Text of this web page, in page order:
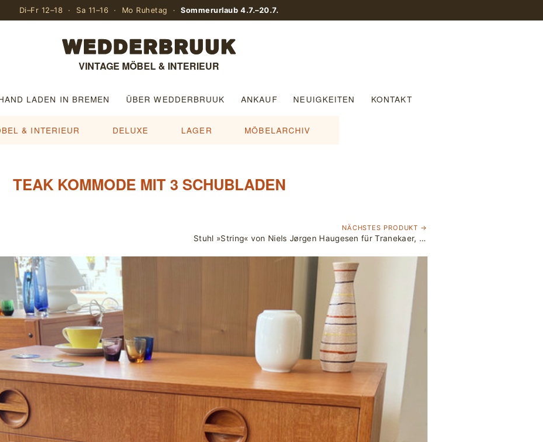
Di–Fr 12–18 · Sa 11–16 · Mo Ruhetag ·Sommerurlaub 4.7.–20.7.
VINTAGE MÖBEL & INTERIEUR
LADEN IN BREMEN ÜBER WEDDERBRUUK ANKAUF NEUIGKEITEN KONTAKT
& INTERIEUR DELUXE LAGER MÖBELARCHIV
TEAK KOMMODE MIT 3 SCHUBLADEN
NÄCHSTES PRODUKT →
Stuhl »String« von Niels Jørgen Haugesen für Tranekaer, Denmark